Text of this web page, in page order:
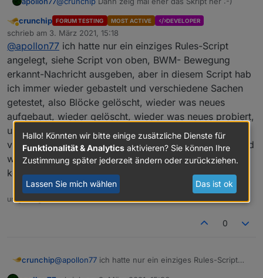
Abwesend
crunchip FORUM TESTING MOST ACTIVE DEVELOPER
schrieb am 3. März 2021, 15:18
zuletzt editiert von
@apollon77 ich hatte nur ein einziges Rules-Script
angelegt, siehe Script von oben, BWM- Bewegung
erkannt-Nachricht ausgeben, aber in diesem Script hab
ich immer wieder gebastelt und verschiedene Sachen
getestet, also Blöcke gelöscht, wieder was neues
aufgebaut, wieder gelöscht, wieder was neues probiert,
usw.
vllt hat sich dadurch auch etwas "hochgeschaukelt" und
wurde erst beendet durchs löschen des Scripts. Hab
keine Ahnung, ob soetwas möglich wäre.
umgestiegen von Proxmox auf Unraid
0
crunchip@apollon77 ich hatte nur ein einziges Rules-Script
Hallo! Könnten wir bitte einige zusätzliche Dienste für
Funktionalität & Analytics aktivieren? Sie können Ihre
Zustimmung später jederzeit ändern oder zurückziehen.
Lassen Sie mich wählen Das ist ok